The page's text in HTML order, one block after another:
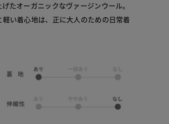
たオーガニックなヴァージンウール。
い着心地は、正に大人のための日常着